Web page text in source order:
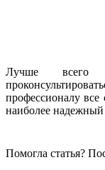
Лучше всего
профессионалу
наиболее надежный
Помогла статья?